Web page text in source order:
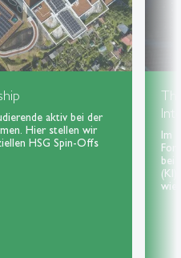
aktiv bei der
Hier stellen wir
HSG Spin-Offs
Im
bei
(KI)
wie